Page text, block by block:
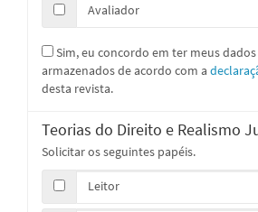
Avaliador
armazenados de acordo com a
desta revista.
Teorias do Direito e Realismo
Solicitar os seguintes papéis.
Leitor